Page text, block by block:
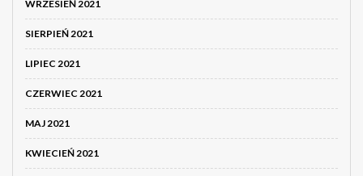
WRZESIEŃ 2021
SIERPIEŃ 2021
LIPIEC 2021
CZERWIEC 2021
MAJ 2021
KWIECIEŃ 2021